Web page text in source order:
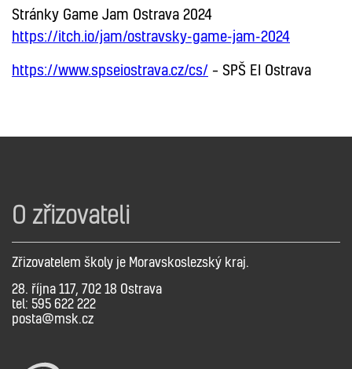
Stránky Game Jam Ostrava 2024
https://itch.io/jam/ostravsky-game-jam-2024
https://www.spseiostrava.cz/cs/ – SPŠ EI Ostrava
O zřizovateli
Zřizovatelem školy je Moravskoslezský kraj.
28. října 117, 702 18 Ostrava
tel: 595 622 222
posta@msk.cz